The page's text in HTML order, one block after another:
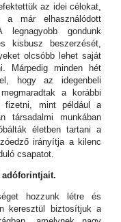
az idei célokat,
a már elhasználódott
gondunk
kisbusz beszerzését,
olcsóbb lehet saját
Márpedig minden hét
hogy az idegenbeli
a korábbi
mint például a
társadalmi munkában
életben tartani a
irányítja a kilenc
csapatot.
hozzunk létre és
keresztül biztosítjuk a